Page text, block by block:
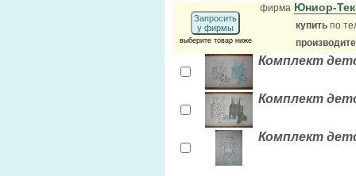
Запросить
у фирмы
выберите товар ниже
фирма Юниор-
купить по
Комплект
Комплект
Комплект